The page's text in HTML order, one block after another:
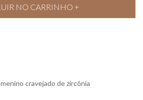
cravejado de zircônia